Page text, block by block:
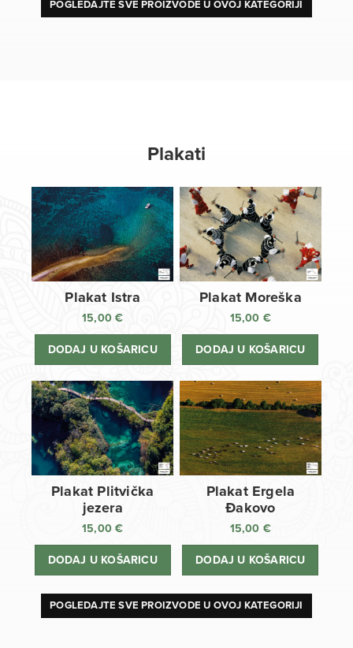
POGLEDAJTE SVE PROIZVODE U OVOJ KATEGORIJI
Plakati
Plakat Istra
15,00€
DODAJ U KOŠARICU
Plakat Moreška
15,00 €
DODAJ U KOŠARICU
Plakat Plitvička
jezera
15,00€
DODAJ U KOŠARICU
Plakat Ergela
Đakovo
15,00 €
DODAJ U KOŠARICU
POGLEDAJTE SVE PROIZVODE U OVOJ KATEGORIJI